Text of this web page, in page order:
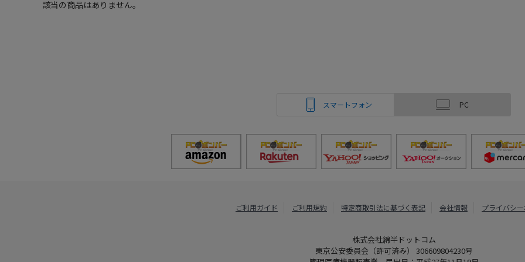
該当の商品はありません。
スマートフォン PC
ご利用ガイド ご利用規約 特定商取引法に基づく表記 会社情報 プライバシ
株式会社綿半ドットコム
東京公安委員会（許可済み） 306609804230号